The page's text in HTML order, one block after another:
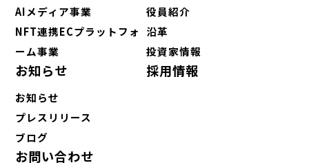
AIメディア事業
NFT連携ECプラットフォ
ーム事業
役員紹介
沿革
投資家情報
お知らせ
お知らせ
プレスリリース
ブログ
採用情報
お問い合わせ